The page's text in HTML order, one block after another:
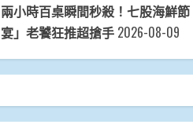
兩小時百桌瞬間秒殺！七股海鮮
宴」老饕狂推超搶手 2026-08-09